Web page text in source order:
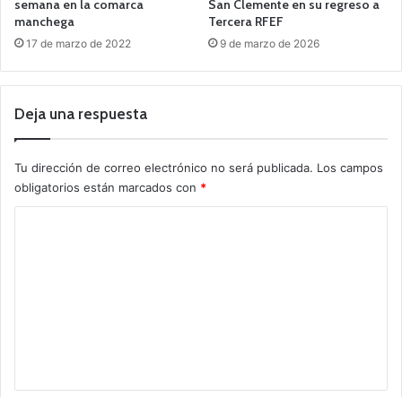
semana en la comarca
manchega
17 de marzo de 2022
San Clemente en su regreso a
Tercera RFEF
9 de marzo de 2026
Deja una respuesta
Tu dirección de correo electrónico no será publicada. Los campos
obligatorios están marcados con *